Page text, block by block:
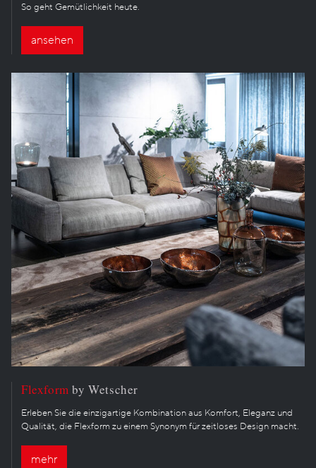
So geht Gemütlichkeit heute.
ansehen
Flexform by Wetscher
Erleben Sie die einzigartige Kombination aus Komfort, Eleganz und
Qualität, die Flexform zu einem Synonym für zeitloses Design macht.
mehr